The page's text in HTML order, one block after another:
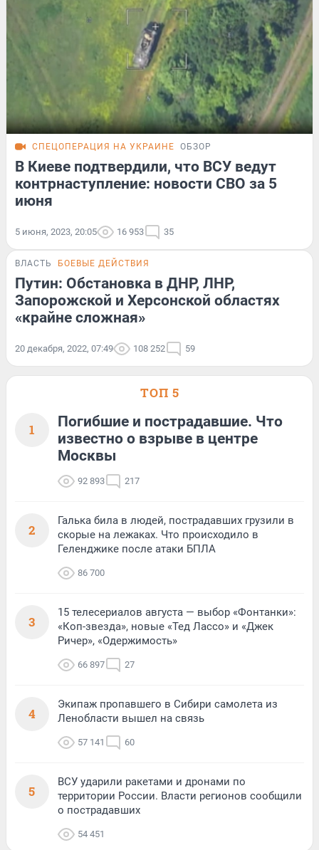
СПЕЦОПЕРАЦИЯ НА УКРАИНЕ ОБЗОР
В Киеве подтвердили, что ВСУ ведут
контрнаступление: новости СВО за 5
июня
5 июня, 2023, 20:05 16 953 35
ВЛАСТЬ БОЕВЫЕ ДЕЙСТВИЯ
Путин: Обстановка в ДНР, ЛНР,
Запорожской и Херсонской областях
«крайне сложная»
20 декабря, 2022, 07:49 108 252 59
ТОП 5
1
Погибшие и пострадавшие. Что
известно о взрыве в центре
Москвы
92 893 217
2
Галька била в людей, пострадавших грузили в
скорые на лежаках. Что происходило в
Геленджике после атаки БПЛА
86 700
3
15 телесериалов августа — выбор «Фонтанки»:
«Коп-звезда», новые «Тед Лассо» и «Джек
Ричер», «Одержимость»
66 897 27
4
Экипаж пропавшего в Сибири самолета из
Ленобласти вышел на связь
57 141 60
5
ВСУ ударили ракетами и дронами по
территории России. Власти регионов сообщили
о пострадавших
54 451